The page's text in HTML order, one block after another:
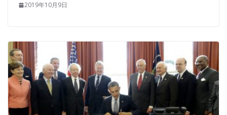
Long live long live Long live Hanlin hospital young and old
people sat between the
200-310 AnswersDesigning for
Cisco Internetwork Solutions seats, next to each person
has a girl pour wine dishes,
Cisco 200-310 Answersas if
the opening soon.
I wonder if you allow it What about that Changsheng took
2019年10月9日